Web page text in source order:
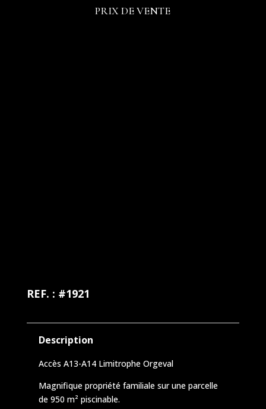
PRIX DE VENTE
REF. : #1921
Description
Accès A13-A14 Limitrophe Orgeval
Magnifique propriété familiale sur une parcelle
de 950 m² piscinable.